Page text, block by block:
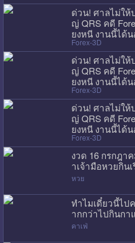
ด่วน! ศาลไม่ให้
ญ่ QRS คดี
ยงหนี งานนี้ได้
Forex-3D
ด่วน! ศาลไม่ให้
ญ่ QRS คดี
ยงหนี งานนี้ได้
Forex-3D
ด่วน! ศาลไม่ให้
ญ่ QRS คดี
ยงหนี งานนี้ได้
Forex-3D
งวด 16 กรกฎา
าเจ้ามือหวยกิน
หวย
ทำไมเดี๋ยวนี้ไป
ากกว่าไปกินกา
คาเฟ่